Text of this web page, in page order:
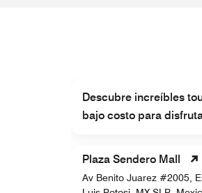
Descubre increíbles
bajo costo para
Plaza Sendero Mall
Av Benito Juarez #2005,